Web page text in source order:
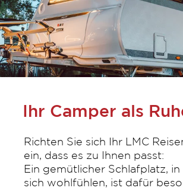
Ihr Camper als
Richten Sie sich Ihr LMC
ein, dass es zu Ihnen passt:
Ein gemütlicher Schlafplatz, in
sich wohlfühlen, ist dafür